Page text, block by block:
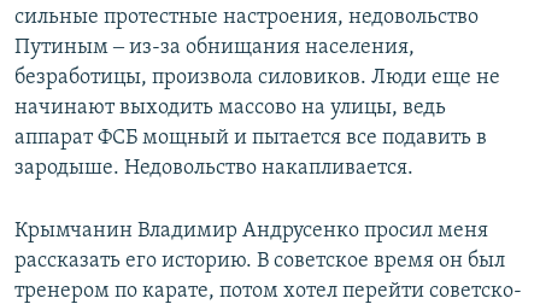
сильные протестные настроения, недовольство
Путиным ‒ из-за обнищания населения,
безработицы, произвола силовиков. Люди еще не
начинают выходить массово на улицы, ведь
аппарат ФСБ мощный и пытается все подавить в
зародыше. Недовольство накапливается.
Крымчанин Владимир Андрусенко просил меня
рассказать его историю. В советское время он был
тренером по карате, потом хотел перейти советско-